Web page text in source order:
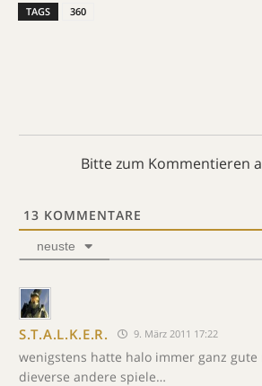
TAGS 360
Bitte zum Kommentieren
13 KOMMENTARE
neuste
S.T.A.L.K.E.R. 9. März 2011 17:22
wenigstens hatte halo immer ganz gute
dieverse andere spiele…